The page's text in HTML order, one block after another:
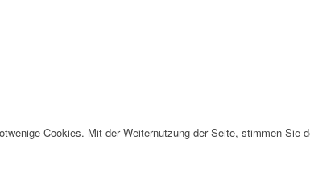
Cookies. Mit der Weiternutzung der Seite, stimmen Sie